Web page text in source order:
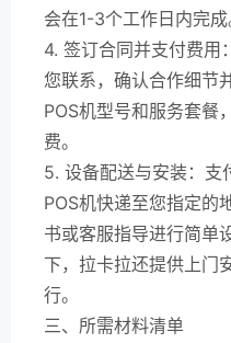
会在1-3个工作日内完成
4. 签订合同并支付费用
您联系，确认合作细节
POS机型号和服务套餐
费。
5. 设备配送与安装：支
POS机快递至您指定的
书或客服指导进行简单
下，拉卡拉还提供上门
行。
三、所需材料清单